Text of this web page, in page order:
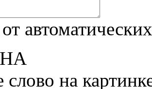
слово на